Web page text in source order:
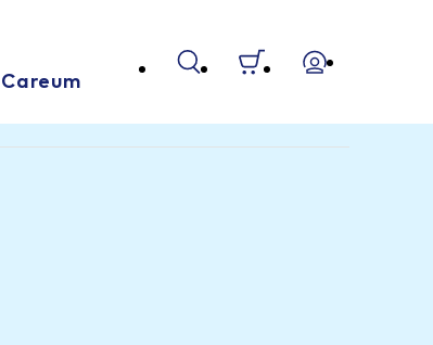
Careum